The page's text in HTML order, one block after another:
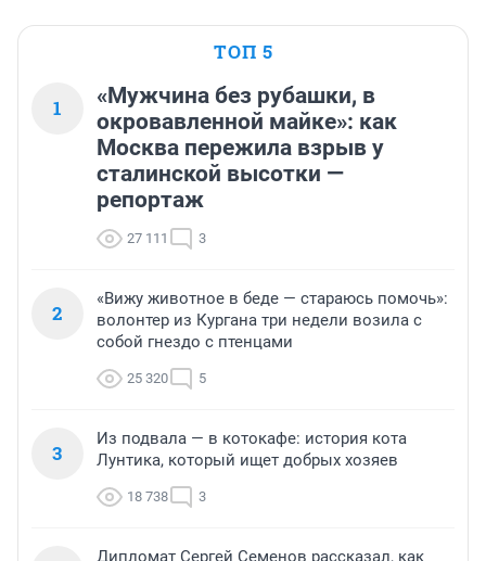
ТОП 5
1
«Мужчина без рубашки, в
окровавленной майке»: как
Москва пережила взрыв у
сталинской высотки —
репортаж
27 111 3
2
«Вижу животное в беде — стараюсь помочь»:
волонтер из Кургана три недели возила с
собой гнездо с птенцами
25 320 5
3
Из подвала — в котокафе: история кота
Лунтика, который ищет добрых хозяев
18 738 3
Дипломат Сергей Семенов рассказал, как